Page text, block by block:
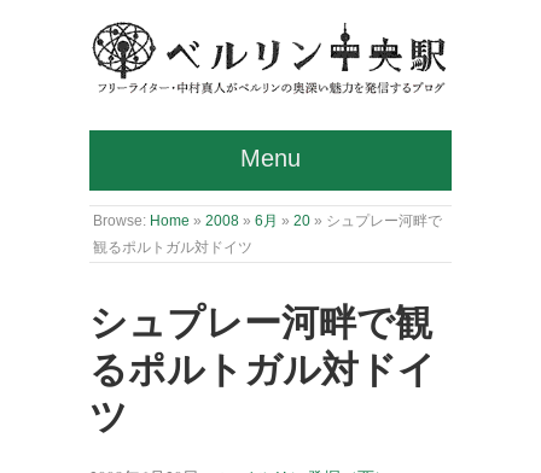
Menu
Browse: Home » 2008 » 6月 » 20 » シュプレー河畔で
観るポルトガル対ドイツ
シュプレー河畔で観
るポルトガル対ドイ
ツ